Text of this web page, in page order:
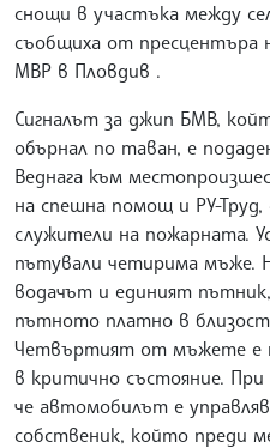
снощи в участъка между
съобщиха от пресцентъра
МВР в Пловдив .
Сигналът за джип БМВ,
обърнал по таван, е
Веднага към
на спешна помощ и РУ-
служители на пожарната.
пътували четирима мъже.
водачът и единият
пътното платно в
Четвъртият от мъжете е
в критично състояние.
че автомобилът е
собственик, който преди